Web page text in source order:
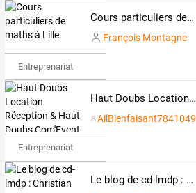
Cours particuliers de maths à Lille
François Montagne
Entreprenariat
Haut Doubs Location Réception & Haut Doubs Com'Event
AilBienfaisant7841049
Entreprenariat
Le blog de cd-lmdp : Christian Dechartres, écrivain public